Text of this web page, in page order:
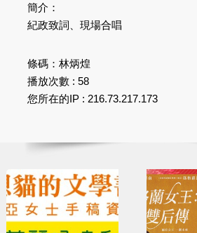
簡介：
紀政致詞、現場合唱
條碼：林炳煌
播放次數 : 58
您所在的IP : 216.73.217.173